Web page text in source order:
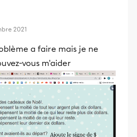
2021
a faire mais je ne
vous m'aider